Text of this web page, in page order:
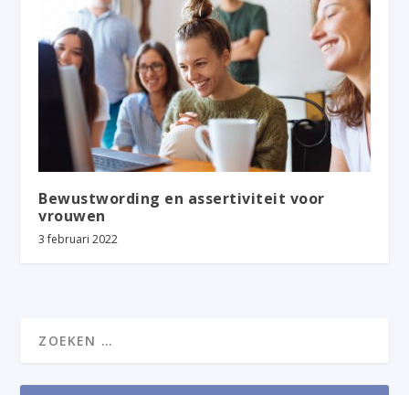
Bewustwording en assertiviteit voor
vrouwen
3 februari 2022